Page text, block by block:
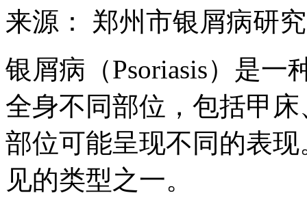
来源： 郑州市银屑病研
银屑病（Psoriasis）是
全身不同部位，包括甲
部位可能呈现不同的表
见的类型之一。